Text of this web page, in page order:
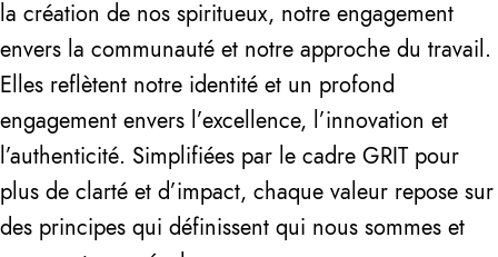
la création de nos spiritueux, notre engagement
envers la communauté et notre approche du travail.
Elles reflètent notre identité et un profond
engagement envers l’excellence, l’innovation et
l’authenticité. Simplifiées par le cadre GRIT pour
plus de clarté et d’impact, chaque valeur repose sur
des principes qui définissent qui nous sommes et